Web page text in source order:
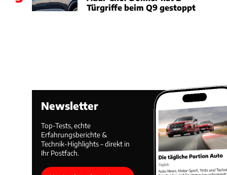
Türgriffe beim Q9 gestoppt
Newsletter
Top-Tests, echte
Erfahrungsberichte &
Technik-Highlights – direkt in
Ihr Postfach.